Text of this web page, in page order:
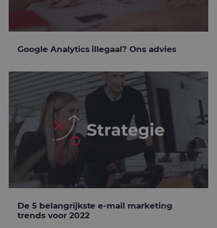
Google Analytics illegaal? Ons advies
De 5 belangrijkste e-mail marketing
trends voor 2022